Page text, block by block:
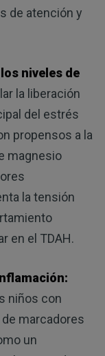
de atención y
niveles de
la liberación
del estrés
propensos a la
magnesio
la tensión
en el TDAH.
niños con
marcadores
un